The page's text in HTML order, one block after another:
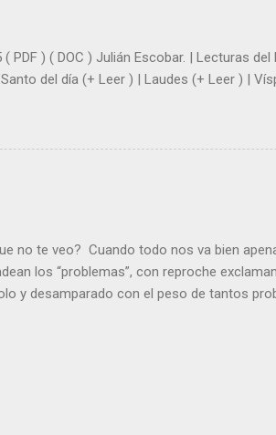
PDF ) ( DOC ) Julián Escobar. | Lecturas del
del día (+ Leer ) | Laudes (+ Leer ) |
no te veo? Cuando todo nos va bien
los “problemas”, con reproche
y desamparado con el peso de tantos
y no gozas de la vida. ¿Cómo puedes